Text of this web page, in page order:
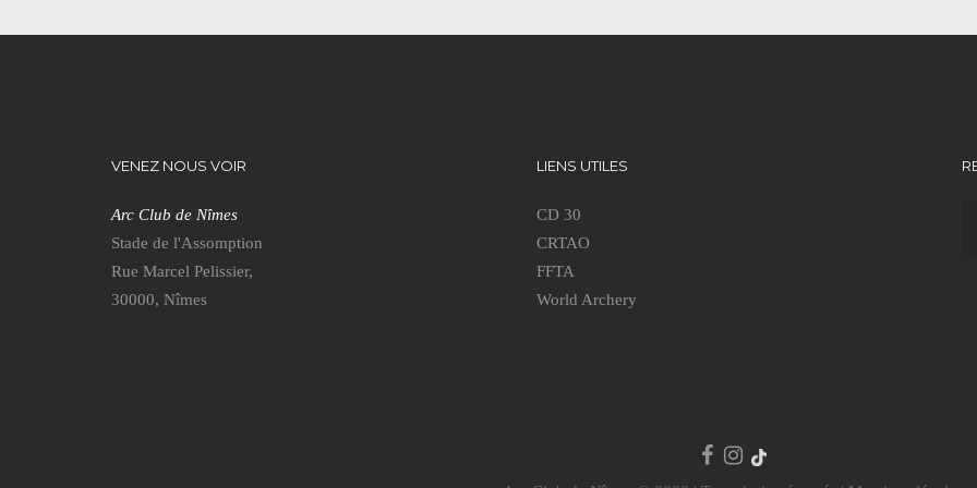
VENEZ NOUS VOIR
Arc Club de Nîmes
Stade de l'Assomption
Rue Marcel Pelissier,
30000, Nîmes
LIENS UTILES
CD 30
CRTAO
FFTA
World Archery